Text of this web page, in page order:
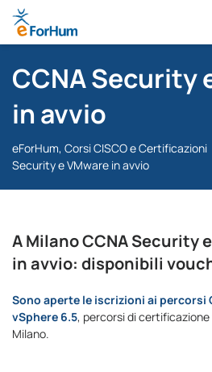
CCNA Security
in avvio
eForHum, Corsi CISCO e Certificazioni
Security e VMware in avvio
A Milano CCNA Security
in avvio: disponibili
Sono aperte le iscrizioni ai percorsi
vSphere 6.5, percorsi di
Milano.